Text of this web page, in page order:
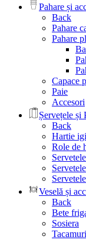
Pahare și
Back
Pahare
Pahare
Capace
Paie
Accesori
Șervețele și
Back
Hartie
Role de
Veselă și
Back
Bete
Sosiera